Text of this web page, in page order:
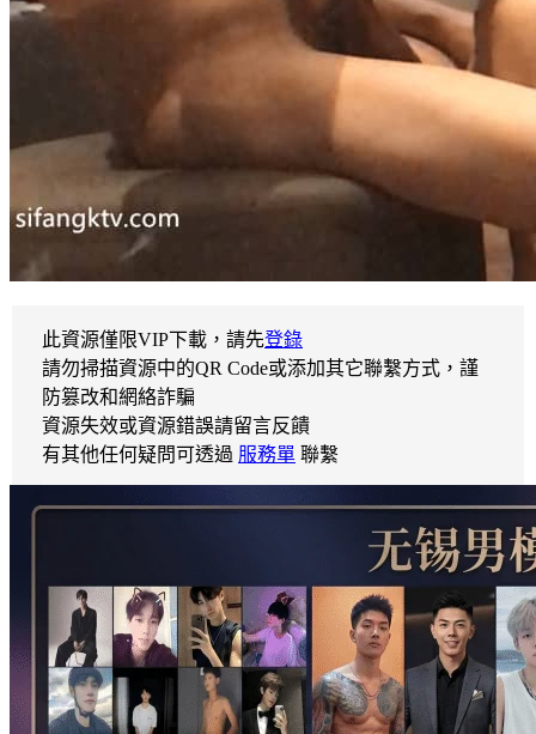
此資源僅限VIP下載，請先登錄
請勿掃描資源中的QR Code或添加其它聯繫方式，謹
防篡改和網絡詐騙
資源失效或資源錯誤請留言反饋
有其他任何疑問可透過 服務單 聯繫